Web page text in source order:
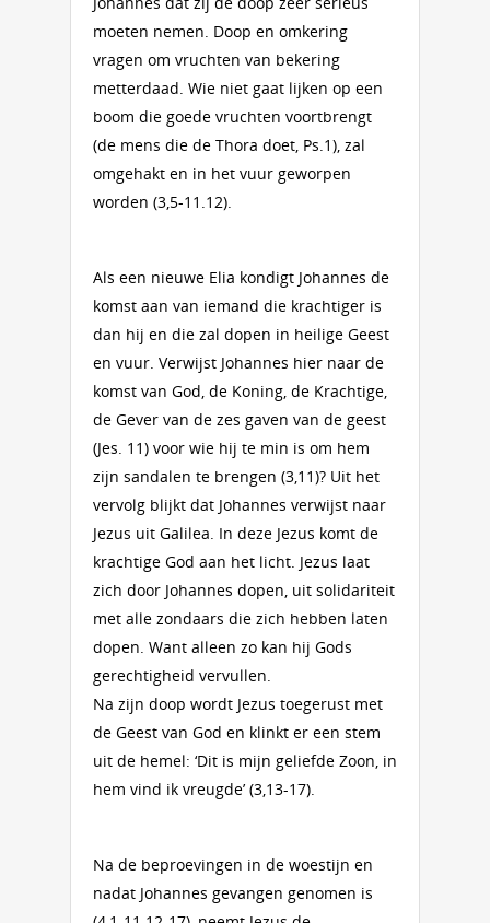
moeten nemen. Doop en omkering
vragen om vruchten van bekering
metterdaad. Wie niet gaat lijken op een
boom die goede vruchten voortbrengt
(de mens die de Thora doet, Ps.1), zal
omgehakt en in het vuur geworpen
worden (3,5-11.12).
Als een nieuwe Elia kondigt Johannes de
komst aan van iemand die krachtiger is
dan hij en die zal dopen in heilige Geest
en vuur. Verwijst Johannes hier naar de
komst van God, de Koning, de Krachtige,
de Gever van de zes gaven van de geest
(Jes. 11) voor wie hij te min is om hem
zijn sandalen te brengen (3,11)? Uit het
vervolg blijkt dat Johannes verwijst naar
Jezus uit Galilea. In deze Jezus komt de
krachtige God aan het licht. Jezus laat
zich door Johannes dopen, uit solidariteit
met alle zondaars die zich hebben laten
dopen. Want alleen zo kan hij Gods
gerechtigheid vervullen.
Na zijn doop wordt Jezus toegerust met
de Geest van God en klinkt er een stem
uit de hemel: ‘Dit is mijn geliefde Zoon, in
hem vind ik vreugde’ (3,13-17).
Na de beproevingen in de woestijn en
nadat Johannes gevangen genomen is